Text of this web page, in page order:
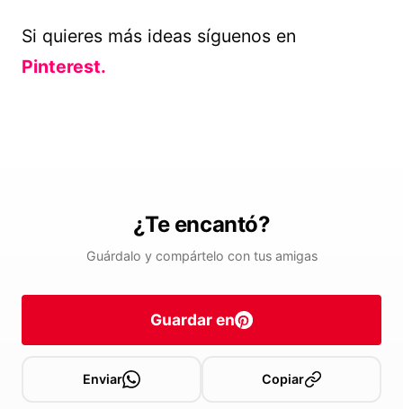
Si quieres más ideas síguenos en
Pinterest.
¿Te encantó?
Guárdalo y compártelo con tus amigas
Guardar en
Enviar Copiar